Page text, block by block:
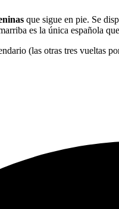
que sigue en pie. Se
es la única española
(las otras tres vueltas